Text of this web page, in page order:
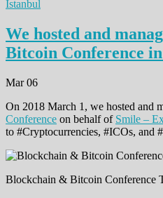
We hosted and
Bitcoin Conference
Mar 06
On 2018 March 1, we hosted and
Conference on behalf of Smile –
to #Cryptocurrencies, #ICOs, and
Blockchain & Bitcoin Conference